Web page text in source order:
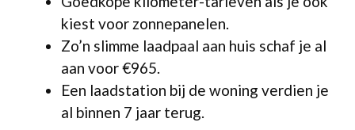
kiest voor zonnepanelen.
Zo’n slimme laadpaal aan huis schaf je al
aan voor €965.
Een laadstation bij de woning verdien je
al binnen 7 jaar terug.